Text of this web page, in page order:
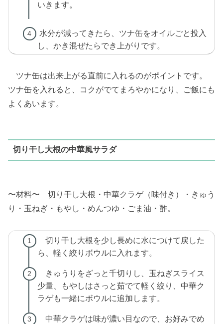
いきます。
水分が減ってきたら、ツナ缶をオイルごと投入
し、かき混ぜたらでき上がりです。
ツナ缶は出来上がる直前に入れるのがポイントです。
ツナ缶を入れると、コクがでてまろやかになり、ご飯にも
よくあいます。
切り干し大根の中華風サラダ
〜材料〜 切り干し大根・中華クラゲ（味付き）・きゅう
り・玉ねぎ・もやし・めんつゆ・ごま油・酢。
切り干し大根を少し長めに水につけて戻した
ら、軽く絞りボウルに入れます。
きゅうりをざっと千切りし、玉ねぎスライス
少量、もやしはさっと茹でて軽く絞り、中華ク
ラゲも一緒にボウルに追加します。
中華クラゲは味が濃い目なので、お好みでめ